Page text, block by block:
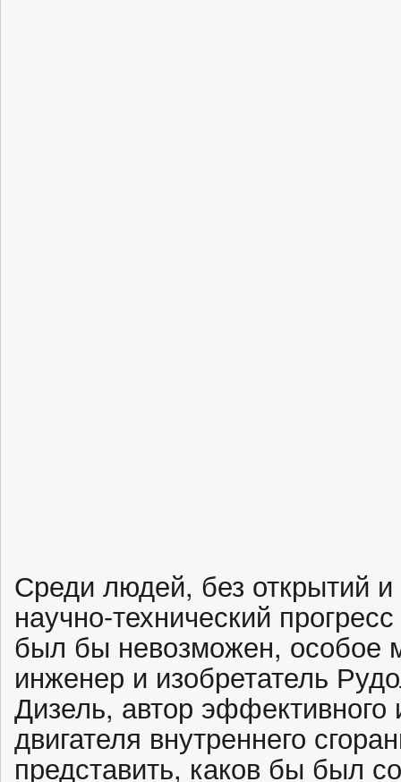
Среди людей, без открытий и
научно-технический
был бы невозможен, особое
инженер и изобретатель
Дизель, автор эффективного
двигателя внутреннего
представить, каков бы был